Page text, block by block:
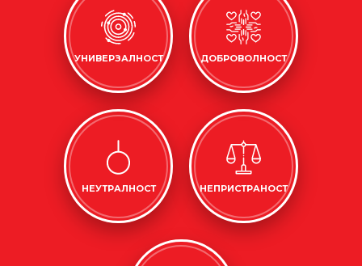
УНИВЕРЗАЛНОСТ ДОБРОВОЛНОСТ
НЕУТРАЛНОСТ НЕПРИСТРАНОСТ